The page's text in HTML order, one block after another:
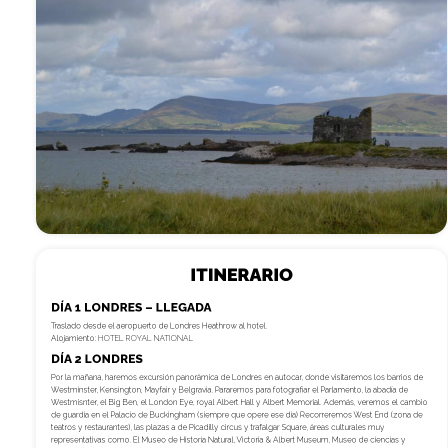
ITINERARIO
DÍA 1 LONDRES – LLEGADA
Traslado desde el aeropuerto de Londres Heathrow al hotel.
Alojamiento: HOTEL ROYAL NATIONAL
DÍA 2 LONDRES
Por la mañana, haremos excursión panorámica de Londres en autocar, donde visitaremos los barrios de
Westminster, Kensington, Mayfair y Belgravia. Pararemos para fotografiar el Parlamento, la abadía de
Westmisnter, el Big Ben, el London Eye, royal Albert Hall y Albert Memorial. Además, veremos el cambio
de guardia en el Palacio de Buckingham (siempre que opere ese dia) Recorreremos West End (zona de
teatros y restaurantes), las plazas a de Picadilly circus y trafalgar Square, áreas culturales muy
representativas como. El Museo de Historia Natural, Victoria & Albert Museum, Museo de ciencias y